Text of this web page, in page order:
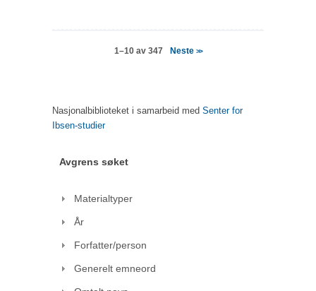
1–10 av 347 Neste >>
Nasjonalbiblioteket i samarbeid med Senter for
Ibsen-studier
Avgrens søket
Materialtyper
År
Forfatter/person
Generelt emneord